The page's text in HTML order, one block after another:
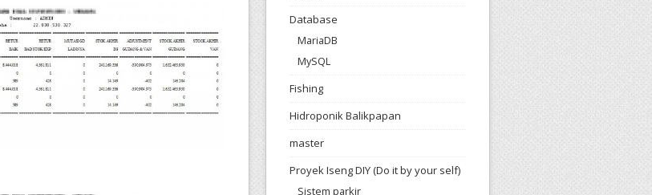
Database
MariaDB
MySQL
Fishing
Hidroponik Balikpapan
master
Proyek Iseng DIY (Do it by your self)
Sistem parkir